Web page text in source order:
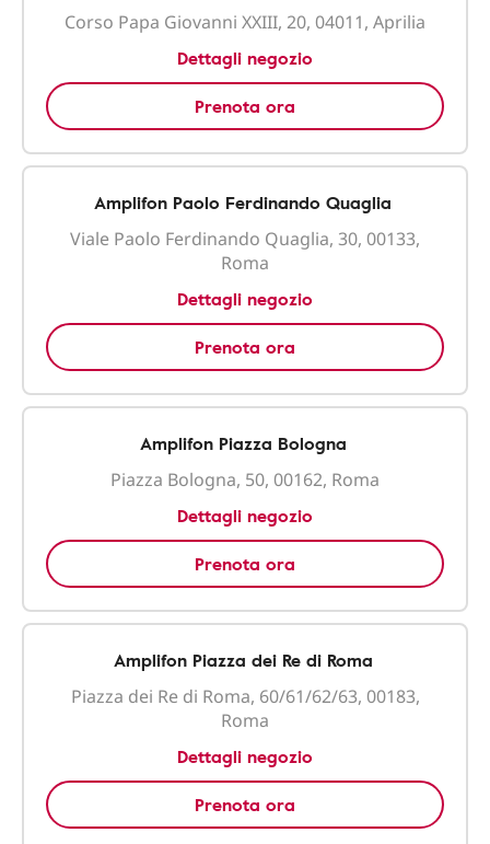
Corso Papa Giovanni XXIII, 20, 04011, Aprilia
Dettagli negozio
Prenota ora
Amplifon Paolo Ferdinando Quaglia
Viale Paolo Ferdinando Quaglia, 30, 00133,
Roma
Dettagli negozio
Prenota ora
Amplifon Piazza Bologna
Piazza Bologna, 50, 00162, Roma
Dettagli negozio
Prenota ora
Amplifon Piazza dei Re di Roma
Piazza dei Re di Roma, 60/61/62/63, 00183,
Roma
Dettagli negozio
Prenota ora